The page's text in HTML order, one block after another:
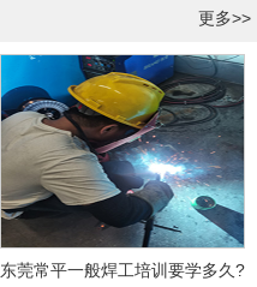
更多>>
东莞常平一般焊工培训要学多久?